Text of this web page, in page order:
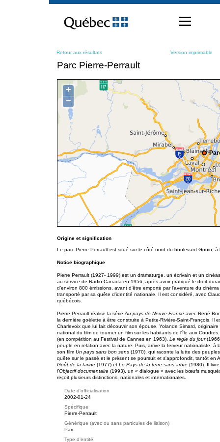
contenu
Retour aux résultats Version imprimable
Parc Pierre-Perrault
+
−
Origine et signification
Le parc Pierre-Perrault est situé sur le côté nord du boulevard Gouin, à
Notice biographique
Pierre Perrault (1927- 1999) est un dramaturge, un écrivain et un
au service de Radio-Canada en 1956, après avoir pratiqué le droit
d'environ 800 émissions, avant d'être emporté par l'aventure du
transporté par sa quête d'identité nationale. Il est considéré, avec
québécois.
Pierre Perrault réalise la série Au pays de Neuve-France avec René
la dernière goélette à être construite à Petite-Rivière-Saint-François. Il
Charlevoix que lui fait découvrir son épouse, Yolande Simard,
national du film de tourner un film sur les habitants de l'île aux
(en compétition au Festival de Cannes en 1963), Le règle du jour
peuple en relation avec la nature. Puis, arrive la ferveur nationaliste, à
son film Un pays sans bon sens (1970), qui raconte la lutte des
quête sur le passé et le présent se poursuit et s'approfondit, tantôt en
Goût de la farine (1977) et Le Pays de la terre sans arbre (1980). Il
l'Objectif documentaire (1993), un « dialogue » avec les bœufs
reçoit plusieurs distinctions, nationales et internationales.
Date d'officialisation
2002-01-24
Spécifique
Pierre-Perrault
Générique (avec ou sans particules de liaison)
Parc
Type d'entité